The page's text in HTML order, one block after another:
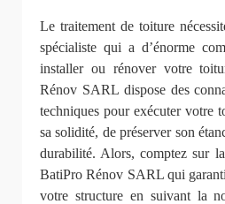
Le traitement de toiture
spécialiste qui a d’énorme
installer ou rénover votre
Rénov SARL dispose des
techniques pour exécuter votre
sa solidité, de préserver son
durabilité. Alors, comptez sur
BatiPro Rénov SARL qui
votre structure en suivant la